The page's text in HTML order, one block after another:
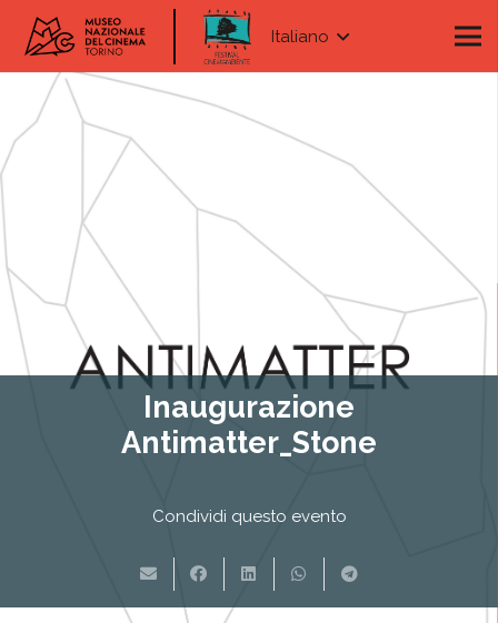
Italiano
Inaugurazione
Antimatter_Stone
Condividi questo evento